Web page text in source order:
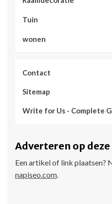
Tuin
wonen
Contact
Sitemap
Write for Us - Complete
Adverteren op
Een artikel of link plaatsen?
napiseo.com.